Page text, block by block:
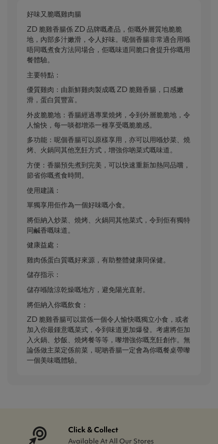
好味又脆嘅雞肉腸
ZD 脆雞香腸係 ZD 品牌嘅產品，佢嘅外層質地脆脆
地，內部多汁嫩滑，令人好味。呢個香腸非常適合用喺
唔同嘅煮食方法同場合，佢嘅味道同脆口會提升你嘅用
餐體驗。
主要特點：
優質雞肉：由新鮮雞肉製成嘅 ZD 脆雞香腸，口感嫩
滑，蛋白質豐富。
外皮脆脆地：香腸經過專業燒烤，令到外層脆脆地，令
人愉快，每一啖都增添一種享受嘅脆脆感。
多功能：呢個香腸可以原樣享用，亦可以用喺炒菜、燒
烤、火鍋同其他烹飪方式，增強你啲菜式嘅味道。
方便：香腸預先煮到完美，可以快速重新加熱同品嚐，
節省你嘅煮食時間。
使用建議：
單獨享用佢作為一個好味嘅小食。
將佢納入炒菜、燒烤、火鍋同其他菜式，令到佢有獨特
同鹹香嘅味道。
健康益處：
雞肉係蛋白質嘅好來源，有助整體健康同保健。
儲存指示：
儲存喺陰涼乾燥嘅地方，避免陽光直射。
將佢納入你嘅飲食：
ZD 脆雞香腸可以當係一個令人愉快嘅獨立小食，或者
加入你最鍾意嘅菜式，令到味道更加爆發。考慮將佢加
入火鍋、炒飯、燒烤餐等等，嚟增強你嘅烹飪創作。無
論係做主菜定係前菜，呢啲香腸一定會為你嘅餐桌帶嚟
一個美味嘅體驗。
Click & Collect
Available At All Our Stores